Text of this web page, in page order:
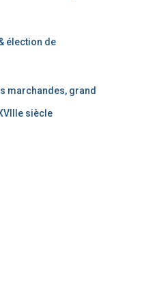
élection de
marchandes, grand
siècle